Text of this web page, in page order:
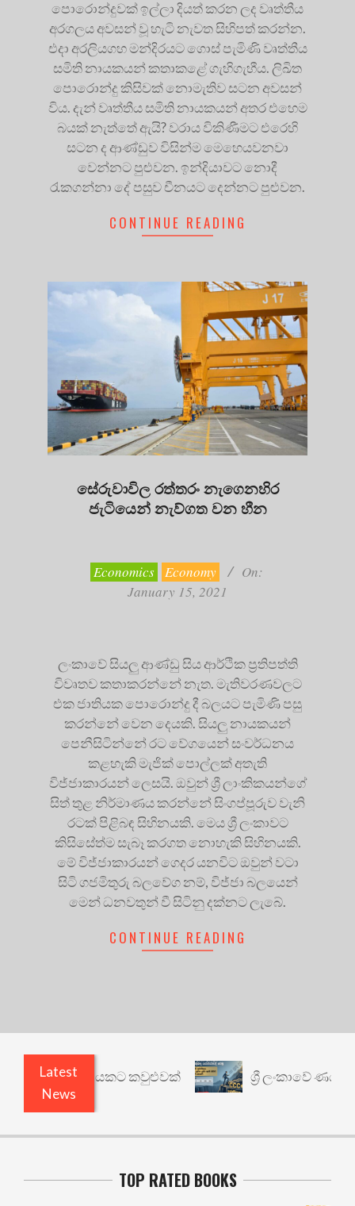
පොරොන්දුවක් ඉල්ලා දියත් කරන ලද වෘත්තීය
අරගලය අවසන් වූ හැටි නැවත සිහිපත් කරන්න.
එදා අරලියගහ මන්දිරයට ගොස් පැමිණි වෘත්තීය
සමිති නායකයන් කතාකළේ ගැහිගැහීය. ලිඛිත
පොරොන්දු කිසිවක් නොමැතිව සටන අවසන්
විය. දැන් වෘත්තීය සමිති නායකයන් අතර එහෙම
බයක් නැත්තේ ඇයි? වරාය විකිණීමට එරෙහි
සටන ද ආණ්ඩුව විසින්ම මෙහෙයවනවා
වෙන්නට පුළුවන. ඉන්දියාවට නොදී
රැකගන්නා දේ පසුව චීනයට දෙන්නට පුළුවන.
CONTINUE READING
සේරුවාවිල රත්තරං නැගෙනහිර
ජැටියෙන් නැව්ගත වන හීන
Economics Economy
On:
January 15, 2021
ලංකාවේ සියලු ආණ්ඩු සිය ආර්ථික ප්‍රතිපත්ති
විවෘතව කතාකරන්නේ නැත. මැතිවරණවලට
එක ජාතියක පොරොන්දු දී බලයට පැමිණි පසු
කරන්නේ වෙන දෙයකි. සියලු නායකයන්
පෙනීසිටින්නේ රට වේගයෙන් සංවර්ධනය
කළහැකි මැජික් පොල්ලක් අතැති
විජ්ජාකාරයන් ලෙසයි. ඔවුන් ශ්‍රී ලාංකිකයන්ගේ
සිත් තුළ නිර්මාණය කරන්නේ සිංගප්පූරුව වැනි
රටක් පිළිබඳ සිහිනයකි. මෙය ශ්‍රී ලංකාවට
කිසිසේත්ම සැබෑ කරගත නොහැකි සිහිනයකි.
මේ විජ්ජාකාරයන් ගෙදර යනවිට ඔවුන් වටා
සිටි ගජමිතුරු බලවේග නම්, විජ්ජා බලයෙන්
මෙන් ධනවතුන් වී සිටිනු දක්නට ලැබේ.
CONTINUE READING
Latest
News
යථාර්ථයකට කවුළුවක් ශ්‍රී ලංකාවේ ණය
TOP RATED BOOKS